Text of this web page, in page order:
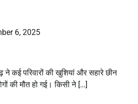
6, 2025
ने कई परिवारों की खुशियां और सहारे छीन
की मौत हो गई। किसी ने […]